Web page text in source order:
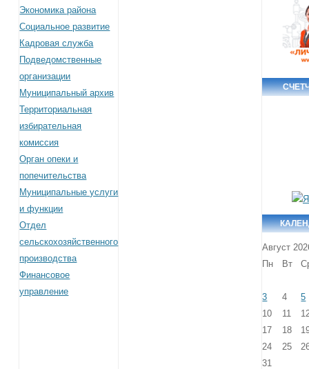
Экономика района
Социальное развитие
Кадровая служба
Подведомственные
организации
Муниципальный архив
Территориальная
избирательная
комиссия
Орган опеки и
попечительства
Муниципальные услуги
и функции
Отдел
сельскохозяйственного
производства
Финансовое
управление
Август
Пн
Вт
3 4
5
10
11
17
18
24
25
31